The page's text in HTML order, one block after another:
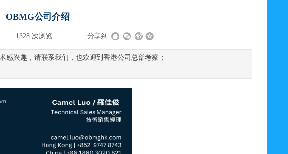
OBMG公司介绍
1328 次浏览: 分享到:
感兴趣，请联系我们，也欢迎到香港公司总部考察：